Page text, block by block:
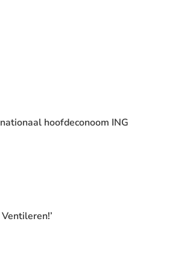
hoofdeconoom ING